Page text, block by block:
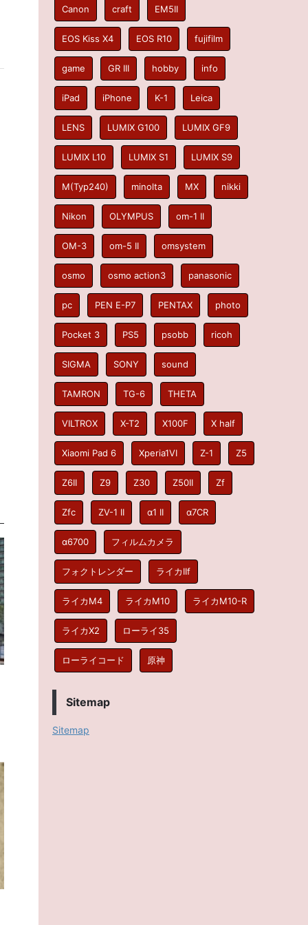
Canon craft EM5II
EOS Kiss X4 EOS R10 fujifilm
game GR III hobby info
iPad iPhone K-1 Leica
LENS LUMIX G100 LUMIX GF9
LUMIX L10 LUMIX S1 LUMIX S9
M(Typ240) minolta MX nikki
Nikon OLYMPUS om-1 II
OM-3 om-5 II omsystem
osmo osmo action3 panasonic
pc PEN E-P7 PENTAX photo
Pocket 3 PS5 psobb ricoh
SIGMA SONY sound
TAMRON TG-6 THETA
VILTROX X-T2 X100F X half
Xiaomi Pad 6 Xperia1VI Z-1 Z5
Z6II Z9 Z30 Z50II Zf
Zfc ZV-1 II α1 II α7CR
α6700 フィルムカメラ
フォクトレンダー ライカIIf
ライカM4 ライカM10 ライカM10-R
ライカX2 ローライ35
ローライコード 原神
Sitemap
Sitemap